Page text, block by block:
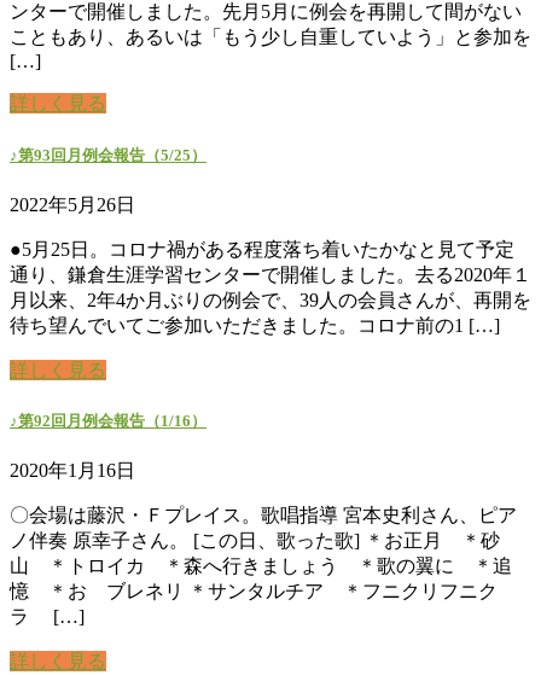
ンターで開催しました。先月5月に例会を再開して間がない
こともあり、あるいは「もう少し自重していよう」と参加を
[…]
詳しく見る
♪第93回月例会報告（5/25）
2022年5月26日
●5月25日。コロナ禍がある程度落ち着いたかなと見て予定
通り、鎌倉生涯学習センターで開催しました。去る2020年１
月以来、2年4か月ぶりの例会で、39人の会員さんが、再開を
待ち望んでいてご参加いただきました。コロナ前の1 […]
詳しく見る
♪第92回月例会報告（1/16）
2020年1月16日
〇会場は藤沢・Ｆプレイス。歌唱指導 宮本史利さん、ピア
ノ伴奏 原幸子さん。 [この日、歌った歌] ＊お正月 ＊砂
山 ＊トロイカ ＊森へ行きましょう ＊歌の翼に ＊追
憶 ＊おゝブレネリ ＊サンタルチア ＊フニクリフニク
ラ […]
詳しく見る